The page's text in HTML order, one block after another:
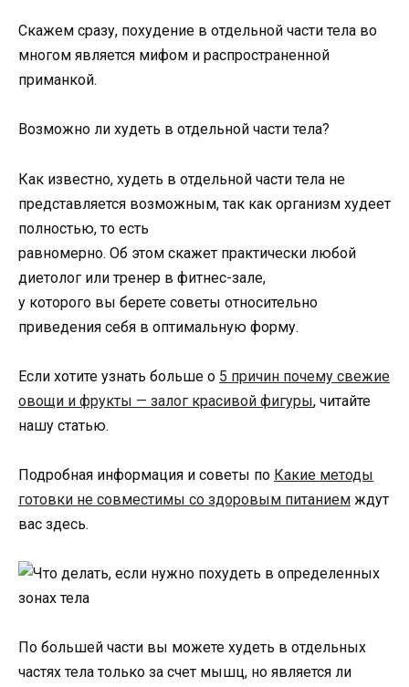
Скажем сразу, похудение в отдельной части тела во
многом является мифом и распространенной
приманкой.
Возможно ли худеть в отдельной части тела?
Как известно, худеть в отдельной части тела не
представляется возможным, так как организм худеет
полностью, то есть
равномерно. Об этом скажет практически любой
диетолог или тренер в фитнес-зале,
у которого вы берете советы относительно
приведения себя в оптимальную форму.
Если хотите узнать больше о 5 причин почему свежие
овощи и фрукты — залог красивой фигуры, читайте
нашу статью.
Подробная информация и советы по Какие методы
готовки не совместимы со здоровым питанием ждут
вас здесь.
По большей части вы можете худеть в отдельных
частях тела только за счет мышц, но является ли